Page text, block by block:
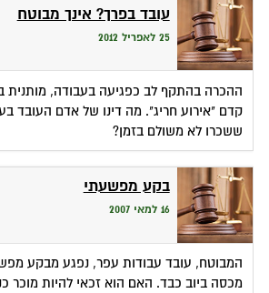
עובד בפרך? אינך מבוטח
25 לאפריל 2012
ההכרה בהתקף לב כפגיעה בעבודה,
קדם "אירוע חריג". מה דינו של אדם העובד
ששכרו לא משולם בזמן?
בקע מפשעתי
16 למאי 2007
המבוטח, עובד עבודות עפר, נפגע מבקע
מכסה ביוב כבד. האם הוא זכאי להיות מוכר